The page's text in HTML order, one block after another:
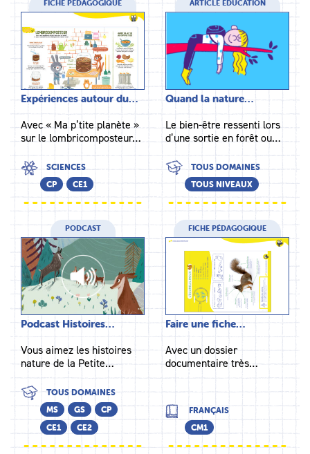
FICHE PÉDAGOGIQUE
Expériences autour du…
Avec « Ma p’tite planète »
sur le lombricomposteur…
SCIENCES
CP
CE1
ARTICLE ÉDUCATION
Quand la nature…
Le bien-être ressenti lors
d’une sortie en forêt ou…
TOUS DOMAINES
TOUS NIVEAUX
PODCAST
Podcast Histoires…
Vous aimez les histoires
nature de la Petite…
TOUS DOMAINES
MS
GS
CP
CE1
CE2
FICHE PÉDAGOGIQUE
Faire une fiche…
Avec un dossier
documentaire très…
FRANÇAIS
CM1